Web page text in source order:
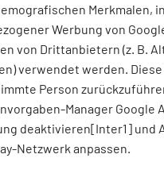
Merkmalen,
Werbung von
von Drittanbietern (z. B.
verwendet werden.
Person
Manager Google
deaktivieren[Inter1] und
Netzwerk anpassen.